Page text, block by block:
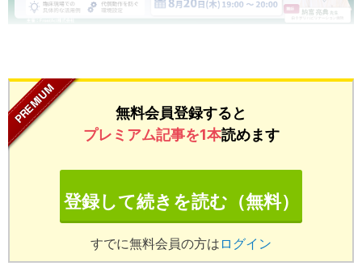
無料会員登録すると
プレミアム記事を1本読めます
登録して続きを読む（無料）
すでに無料会員の方は ログイン